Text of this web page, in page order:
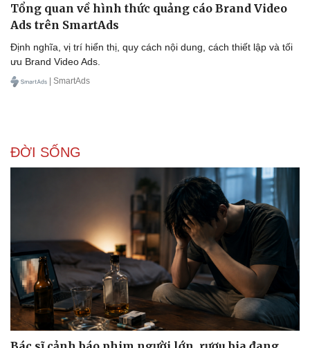
Sức khỏe
Cây thuốc
Sản phụ khoa
Nhi khoa
Blog
Tổng quan về hình thức quảng cáo Brand Video
Ads trên SmartAds
Định nghĩa, vị trí hiển thị, quy cách nội dung, cách thiết lập và tối
ưu Brand Video Ads.
| SmartAds
ĐỜI SỐNG